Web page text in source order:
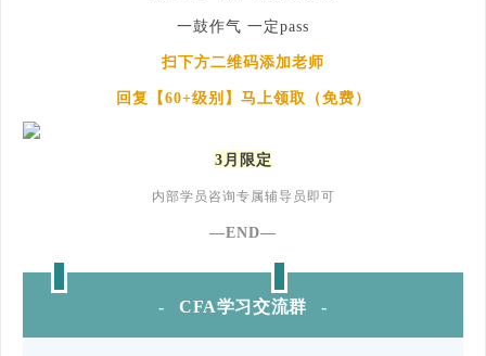
一鼓作气 一定pass
扫下方二维码添加老师
回复【60+级别】马上领取（免费）
3月限定
内部学员咨询专属辅导员即可
—END—
- CFA学习交流群 -